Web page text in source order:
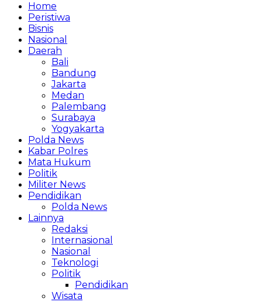
Home
Peristiwa
Bisnis
Nasional
Daerah
Bali
Bandung
Jakarta
Medan
Palembang
Surabaya
Yogyakarta
Polda News
Kabar Polres
Mata Hukum
Politik
Militer News
Pendidikan
Polda News
Lainnya
Redaksi
Internasional
Nasional
Teknologi
Politik
Pendidikan
Wisata